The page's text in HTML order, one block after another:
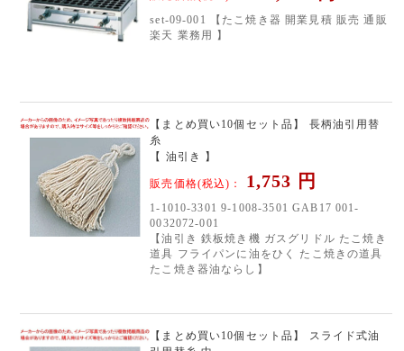
set-09-001 【たこ焼き器 開業見積 販売 通販
楽天 業務用 】
【まとめ買い10個セット品】 長柄油引用替
糸
【 油引き 】
販売価格(税込)： 1,753 円
1-1010-3301 9-1008-3501 GAB17 001-
0032072-001
【油引き 鉄板焼き機 ガスグリドル たこ焼き
道具 フライパンに油をひく たこ焼きの道具
たこ焼き器油ならし】
【まとめ買い10個セット品】 スライド式油